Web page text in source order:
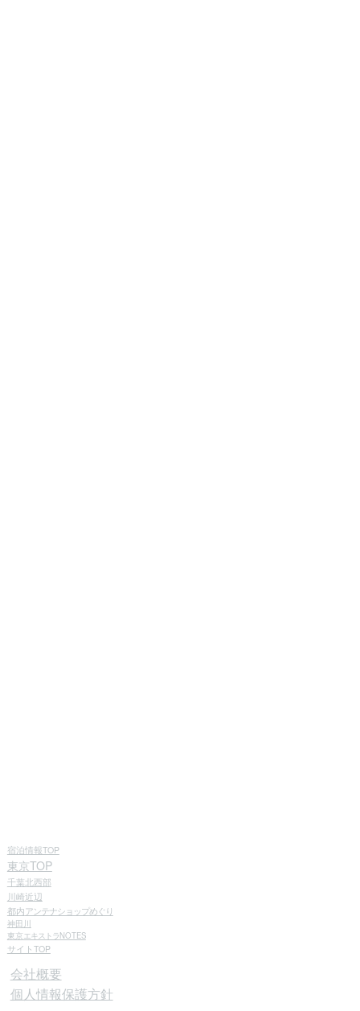
宿泊情報TOP
東京TOP
千葉北西部
川崎近辺
都内アンテナショップめぐり
神田川
東京エキストラNOTES
サイトTOP
会社概要
個人情報保護方針